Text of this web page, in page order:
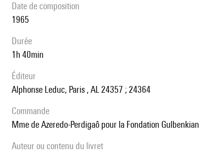
date de composition
1965
durée
1h 40min
éditeur
Alphonse Leduc, Paris , AL 24357 ; 24364
Commande
Mme de Azeredo-Perdigaô pour la Fondation Gulbenkian
Auteur ou contenu du livret